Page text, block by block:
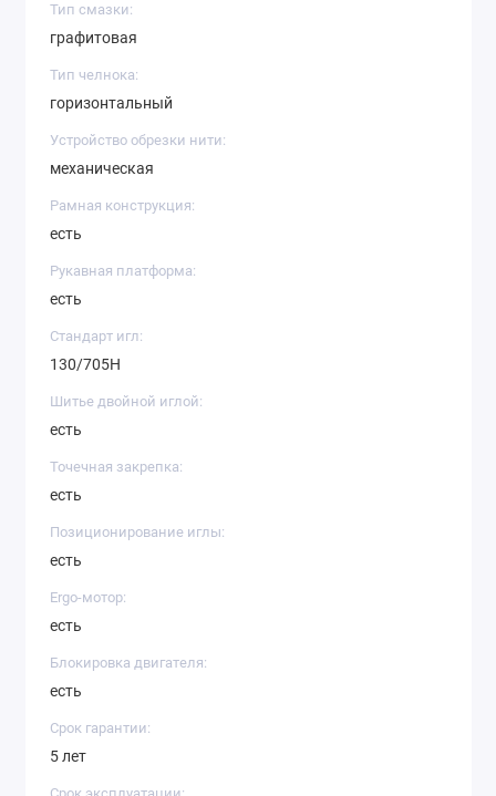
Тип смазки:
графитовая
Тип челнока:
горизонтальный
Устройство обрезки нити:
механическая
Рамная конструкция:
есть
Рукавная платформа:
есть
Стандарт игл:
130/705H
Шитье двойной иглой:
есть
Точечная закрепка:
есть
Позиционирование иглы:
есть
Ergo-мотор:
есть
Блокировка двигателя:
есть
Срок гарантии:
5 лет